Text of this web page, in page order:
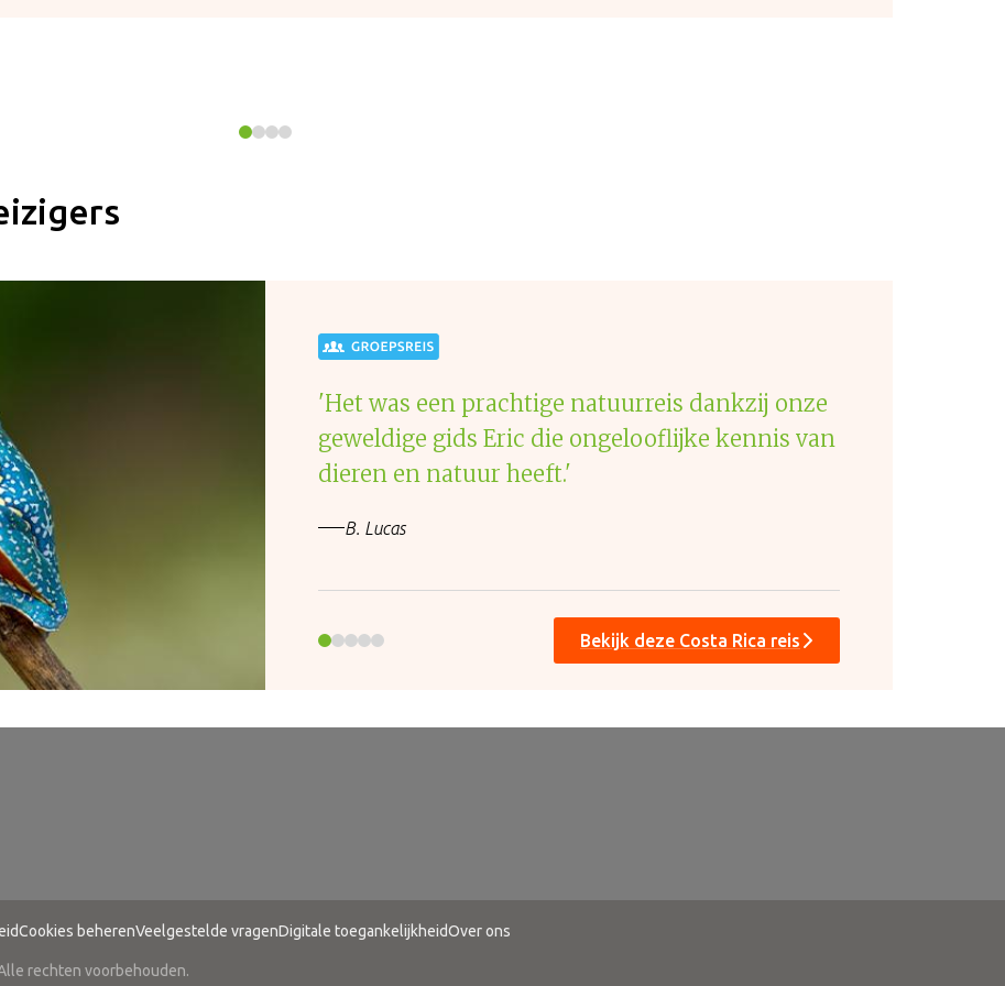
'Het was een prachtige natuurreis dankzij onze
geweldige gids Eric die ongelooflijke kennis van
dieren en natuur heeft.'
B. Lucas
Bekijk deze Costa Rica reis
Cookies beherenVeelgestelde vragenDigitale toegankelijkheidOver ons
rechten voorbehouden.